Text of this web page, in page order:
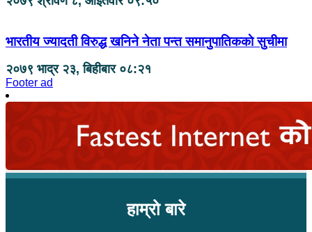
भारतीय ज्यादती विरुद्ध खनिने नेता पन्त समानुपातिककाे सुचीमा
२०७९ भाद्र २३, बिहीबार ०८:२१
Footer ad
हाम्रो बारे